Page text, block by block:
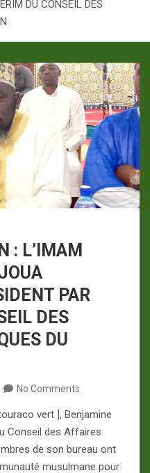
DU CONSEIL DES
: L’IMAM
PAR
DES
DU
No Comments
vert ], Benjamine
Conseil des Affaires
de son bureau ont
musulmane pour